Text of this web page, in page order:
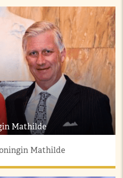
Mathilde
Mathilde